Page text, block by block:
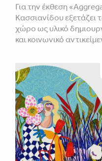
Για την έκθεση
Κασσιανίδου εξετάζει
χώρο ως υλικό
και κοινωνικό